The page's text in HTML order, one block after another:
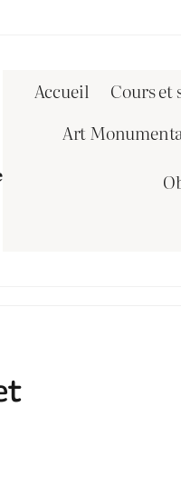
Accueil Cours et
Art